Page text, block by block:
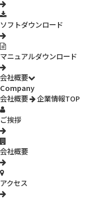
ソフトダウンロード
マニュアルダウンロード
会社概要
Company
会社概要
企業情報TOP
ご挨拶
会社概要
アクセス
3R-MSBTSARA │ 血流
Viewty Eva │ 血流解析
3R-MSBTVTY │ 肌・頭
コープ
3R-WM401WIFI │ WiFi
3R-MSUSB401 │ 有線
プ
----- カウンセリングマ